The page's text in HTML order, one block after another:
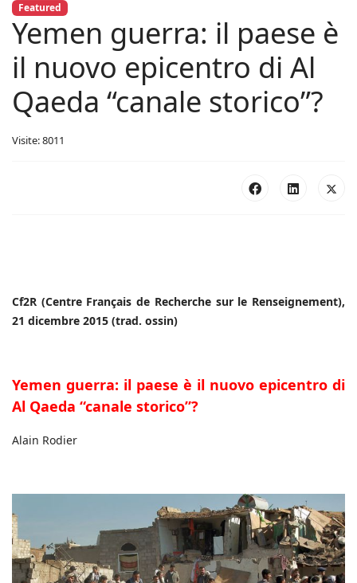
Featured
Yemen guerra: il paese è
il nuovo epicentro di Al
Qaeda “canale storico”?
Visite: 8011
Cf2R (Centre Français de Recherche sur le Renseignement),
21 dicembre 2015 (trad. ossin)
Yemen guerra: il paese è il nuovo epicentro di
Al Qaeda “canale storico”?
Alain Rodier